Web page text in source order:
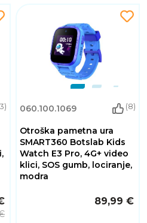
060.100.1069 (8)
Otroška pametna ura
SMART360 Botslab Kids
Watch E3 Pro, 4G+ video
klici, SOS gumb, lociranje,
modra
89,99 €